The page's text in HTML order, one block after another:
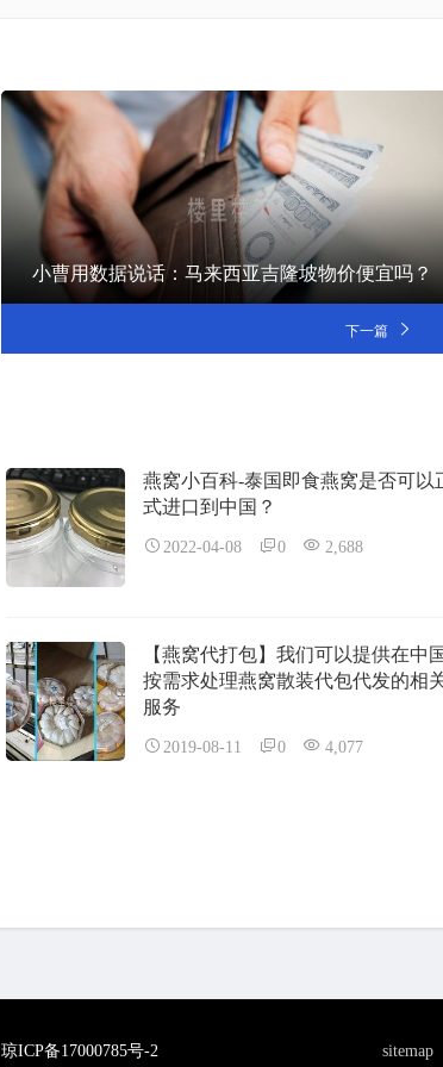
小曹用数据说话：马来西亚吉隆坡物价便宜吗？
下一篇
燕窝小百科-泰国即食燕窝是否可以
式进口到中国？
2022-04-08 0 2,688
【燕窝代打包】我们可以提供在中
按需求处理燕窝散装代包代发的相
服务
2019-08-11 0 4,077
琼ICP备17000785号-2 sitemap